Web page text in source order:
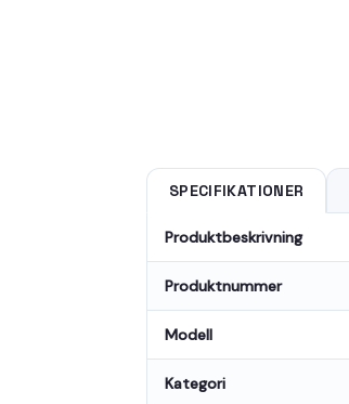
SPECIFIKATIONER
Produktbeskrivning
Produktnummer
Modell
Kategori